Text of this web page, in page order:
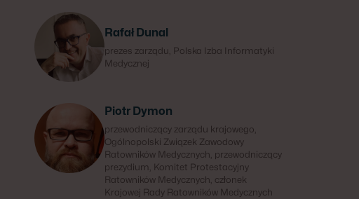
Rafał Dunal
prezes zarządu, Polska Izba Informatyki
Medycznej
Piotr Dymon
przewodniczący zarządu krajowego,
Ogólnopolski Związek Zawodowy
Ratowników Medycznych, przewodniczący
prezydium, Komitet Protestacyjny
Ratowników Medycznych, członek
Krajowej Rady Ratowników Medycznych